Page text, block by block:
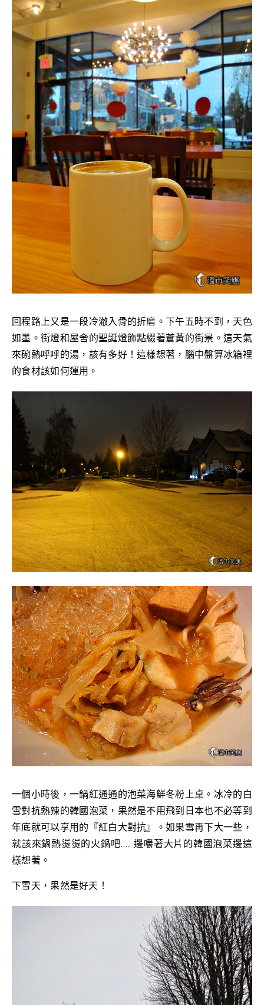
回程路上又是一段冷澈入骨的折磨。下午五時不到，天色
如墨。街燈和屋舍的聖誕燈飾點綴著蒼黃的街景。這天氣
來碗熱呼呼的湯，該有多好！這樣想著，腦中盤算冰箱裡
的食材該如何運用。
一個小時後，一鍋紅通通的泡菜海鮮冬粉上桌。冰冷的白
雪對抗熱辣的韓國泡菜，果然是不用飛到日本也不必等到
年底就可以享用的『紅白大對抗』。如果雪再下大一些，
就該來鍋熱燙燙的火鍋吧….. 邊嚼著大片的韓國泡菜邊這
樣想著。
下雪天，果然是好天！